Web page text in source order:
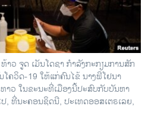
ວ ຈູດ ເມັນໂດຊາ ກໍາລັງກະກຽມການສັກ
ໂຄວິດ-19 ໃຫ້ແກ່ຄົນໄຂ້ ນາງຟິໂຢນາ
າວ ໃນຂະນະທີ່ເມືອງນີ້ປະສົບກັບບັນຫາ
, ທີ່ນະຄອນຊິດນີ, ປະເທດອອສເຕຣເລຍ,